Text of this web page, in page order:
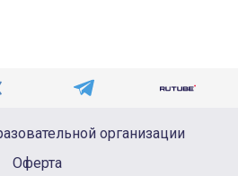
организации
Оферта